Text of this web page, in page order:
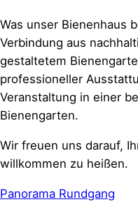
Was unser Bienenhaus
Verbindung aus
gestaltetem
professioneller
Veranstaltung in einer
Bienengarten.
Wir freuen uns darauf,
willkommen zu heißen.
Panorama Rundgang